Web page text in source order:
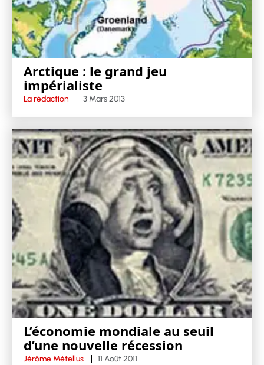
Arctique : le grand jeu
impérialiste
La rédaction 3 Mars 2013
L’économie mondiale au seuil
d’une nouvelle récession
Jérôme Métellus 11 Août 2011